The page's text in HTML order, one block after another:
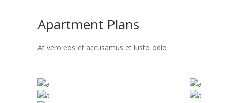
Apartment Plans
At vero eos et accusamus et iusto odio